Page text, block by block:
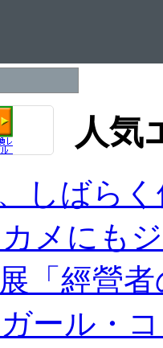
人気
しばら
メにも
「經營
ガール・